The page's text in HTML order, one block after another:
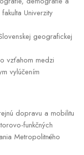
Univerzity
geografickej
vzťahom medzi
vylúčením
dopravu a mobilitu
funkčných
Metropolitného